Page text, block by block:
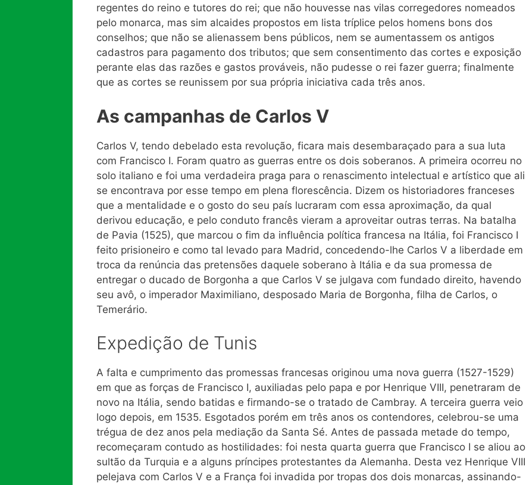
regentes do reino e tutores do rei; que não houvesse nas vilas corregedores nomeados
pelo monarca, mas sim alcaides propostos em lista tríplice pelos homens bons dos
conselhos; que não se alienassem bens públicos, nem se aumentassem os antigos
cadastros para pagamento dos tributos; que sem consentimento das cortes e exposição
perante elas das razões e gastos prováveis, não pudesse o rei fazer guerra; finalmente
que as cortes se reunissem por sua própria iniciativa cada três anos.
As campanhas de Carlos V
Carlos V, tendo debelado esta revolução, ficara mais desembaraçado para a sua luta
com Francisco I. Foram quatro as guerras entre os dois soberanos. A primeira ocorreu no
solo italiano e foi uma verdadeira praga para o renascimento intelectual e artístico que ali
se encontrava por esse tempo em plena florescência. Dizem os historiadores franceses
que a mentalidade e o gosto do seu país lucraram com essa aproximação, da qual
derivou educação, e pelo conduto francês vieram a aproveitar outras terras. Na batalha
de Pavia (1525), que marcou o fim da influência política francesa na Itália, foi Francisco I
feito prisioneiro e como tal levado para Madrid, concedendo-lhe Carlos V a liberdade em
troca da renúncia das pretensões daquele soberano à Itália e da sua promessa de
entregar o ducado de Borgonha a que Carlos V se julgava com fundado direito, havendo
seu avô, o imperador Maximiliano, desposado Maria de Borgonha, filha de Carlos, o
Temerário.
Expedição de Tunis
A falta e cumprimento das promessas francesas originou uma nova guerra (1527-1529)
em que as forças de Francisco I, auxiliadas pelo papa e por Henrique VIII, penetraram de
novo na Itália, sendo batidas e firmando-se o tratado de Cambray. A terceira guerra veio
logo depois, em 1535. Esgotados porém em três anos os contendores, celebrou-se uma
trégua de dez anos pela mediação da Santa Sé. Antes de passada metade do tempo,
recomeçaram contudo as hostilidades: foi nesta quarta guerra que Francisco I se aliou ao
sultão da Turquia e a alguns príncipes protestantes da Alemanha. Desta vez Henrique VIII
pelejava com Carlos V e a França foi invadida por tropas dos dois monarcas, assinando-